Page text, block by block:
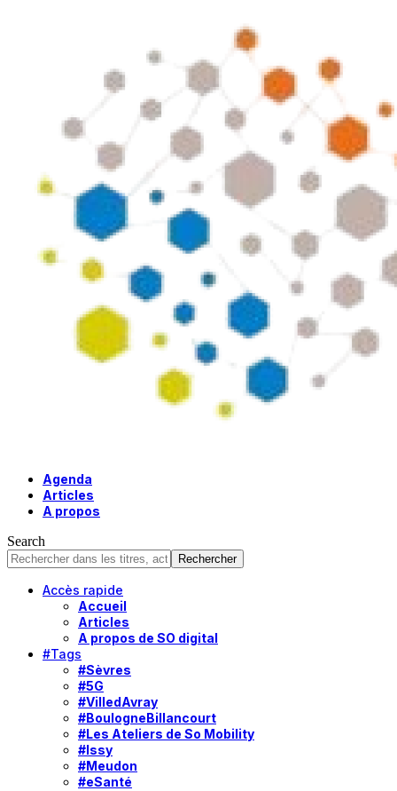
Agenda
Articles
A propos
Search
Accès rapide
Accueil
Articles
A propos de SO digital
#Tags
#Sèvres
#5G
#VilledAvray
#BoulogneBillancourt
#Les Ateliers de So Mobility
#Issy
#Meudon
#eSanté